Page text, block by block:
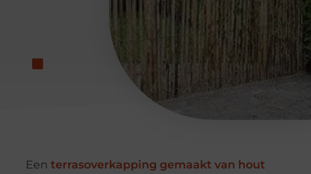
Een terrasoverkapping gemaakt van hout